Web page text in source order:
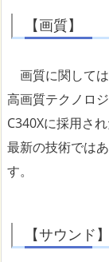
【画質】
画質に関して
高画質テクノロ
C340Xに採用さ
最新の技術では
す。
【サウンド】